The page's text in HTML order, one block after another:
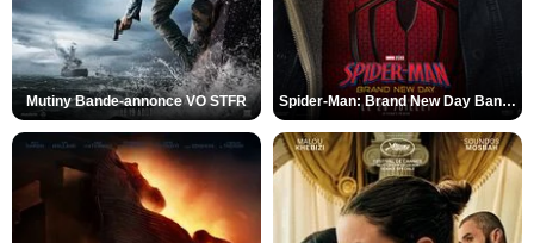
Mutiny Bande-annonce VO STFR Spider-Man: Brand New Day Bande-annonce VO STFR